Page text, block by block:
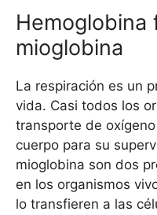
Hemoglobina
mioglobina
La respiración es un
vida. Casi todos los
transporte de
cuerpo para su
mioglobina son dos
en los organismos
lo transfieren a las